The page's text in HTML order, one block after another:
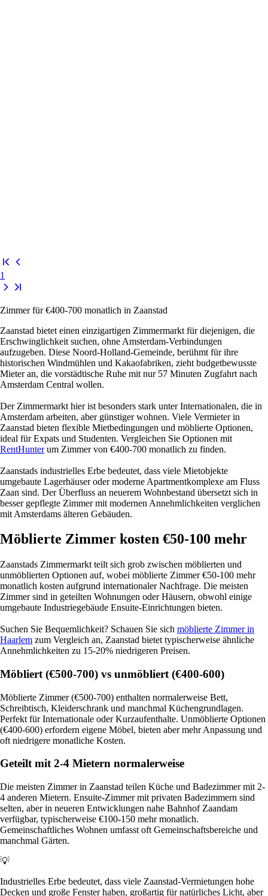
1
Zimmer für €400-700 monatlich in Zaanstad
Zaanstad bietet einen einzigartigen Zimmermarkt für diejenigen, die
Erschwinglichkeit suchen, ohne Amsterdam-Verbindungen
aufzugeben. Diese Noord-Holland-Gemeinde, berühmt für ihre
historischen Windmühlen und Kakaofabriken, zieht budgetbewusste
Mieter an, die vorstädtische Ruhe mit nur 57 Minuten Zugfahrt nach
Amsterdam Central wollen.
Der Zimmermarkt hier ist besonders stark unter Internationalen, die in
Amsterdam arbeiten, aber günstiger wohnen. Viele Vermieter in
Zaanstad bieten flexible Mietbedingungen und möblierte Optionen,
ideal für Expats und Studenten. Vergleichen Sie Optionen mit
RentHunterum Zimmer von €400-700 monatlich zu finden.
Zaanstads industrielles Erbe bedeutet, dass viele Mietobjekte
umgebaute Lagerhäuser oder moderne Apartmentkomplexe am Fluss
Zaan sind. Der Überfluss an neuerem Wohnbestand übersetzt sich in
besser gepflegte Zimmer mit modernen Annehmlichkeiten verglichen
mit Amsterdams älteren Gebäuden.
Möblierte Zimmer kosten €50-100 mehr
Zaanstads Zimmermarkt teilt sich grob zwischen möblierten und
unmöblierten Optionen auf, wobei möblierte Zimmer €50-100 mehr
monatlich kosten aufgrund internationaler Nachfrage. Die meisten
Zimmer sind in geteilten Wohnungen oder Häusern, obwohl einige
umgebaute Industriegebäude Ensuite-Einrichtungen bieten.
Suchen Sie Bequemlichkeit? Schauen Sie sich möblierte Zimmer in
Haarlem zum Vergleich an, Zaanstad bietet typischerweise ähnliche
Annehmlichkeiten zu 15-20% niedrigeren Preisen.
Möbliert (€500-700) vs unmöbliert (€400-600)
Möblierte Zimmer (€500-700) enthalten normalerweise Bett,
Schreibtisch, Kleiderschrank und manchmal Küchengrundlagen.
Perfekt für Internationale oder Kurzaufenthalte. Unmöblierte Optionen
(€400-600) erfordern eigene Möbel, bieten aber mehr Anpassung und
oft niedrigere monatliche Kosten.
Geteilt mit 2-4 Mietern normalerweise
Die meisten Zimmer in Zaanstad teilen Küche und Badezimmer mit 2-
4 anderen Mietern. Ensuite-Zimmer mit privaten Badezimmern sind
selten, aber in neueren Entwicklungen nahe Bahnhof Zaandam
verfügbar, typischerweise €100-150 mehr monatlich.
Gemeinschaftliches Wohnen umfasst oft Gemeinschaftsbereiche und
manchmal Gärten.
💡
Industrielles Erbe bedeutet, dass viele Zaanstad-Vermietungen hohe
Decken und große Fenster haben, großartig für natürliches Licht, aber